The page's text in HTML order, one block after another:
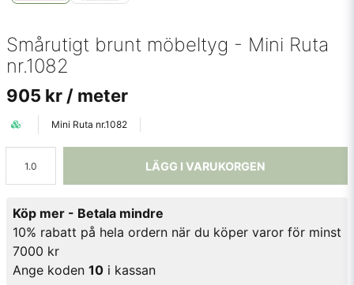
Smårutigt brunt möbeltyg - Mini Ruta
nr.1082
905 kr / meter
Mini Ruta nr.1082
LÄGG I VARUKORGEN
Köp mer - Betala mindre
10% rabatt på hela ordern när du köper varor för minst
7000 kr
Ange koden 10 i kassan